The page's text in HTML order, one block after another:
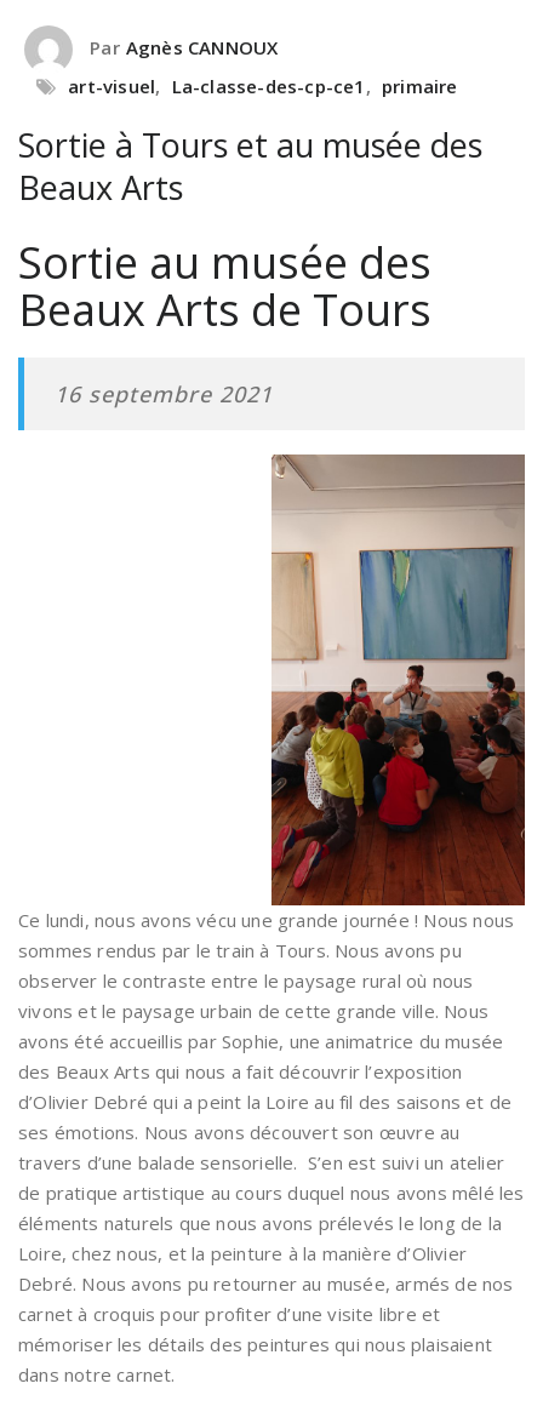
Par Agnès CANNOUX
art-visuel, La-classe-des-cp-ce1 , primaire
Sortie à Tours et au musée des
Beaux Arts
Sortie au musée des
Beaux Arts de Tours
16 septembre 2021
Ce lundi, nous avons vécu une grande journée ! Nous nous
sommes rendus par le train à Tours. Nous avons pu
observer le contraste entre le paysage rural où nous
vivons et le paysage urbain de cette grande ville. Nous
avons été accueillis par Sophie, une animatrice du musée
des Beaux Arts qui nous a fait découvrir l’exposition
d’Olivier Debré qui a peint la Loire au fil des saisons et de
ses émotions. Nous avons découvert son œuvre au
travers d’une balade sensorielle. S’en est suivi un atelier
de pratique artistique au cours duquel nous avons mêlé les
éléments naturels que nous avons prélevés le long de la
Loire, chez nous, et la peinture à la manière d’Olivier
Debré. Nous avons pu retourner au musée, armés de nos
carnet à croquis pour profiter d’une visite libre et
mémoriser les détails des peintures qui nous plaisaient
dans notre carnet.